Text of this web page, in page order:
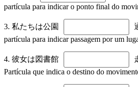
partícula para indicar o ponto final do
3. 私たちは公園
partícula para indicar passagem por um
4. 彼女は図書館
Partícula que indica o destino do